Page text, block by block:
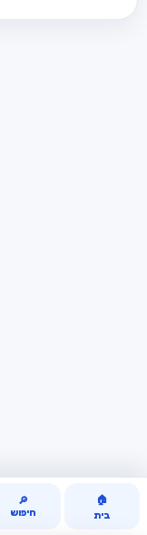
🏠
בית
🔎
חיפוש